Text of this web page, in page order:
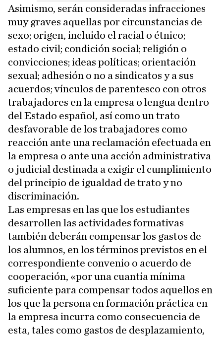
Asimismo, serán consideradas infracciones
muy graves aquellas por circunstancias de
sexo; origen, incluido el racial o étnico;
estado civil; condición social; religión o
convicciones; ideas políticas; orientación
sexual; adhesión o no a sindicatos y a sus
acuerdos; vínculos de parentesco con otros
trabajadores en la empresa o lengua dentro
del Estado español, así como un trato
desfavorable de los trabajadores como
reacción ante una reclamación efectuada en
la empresa o ante una acción administrativa
o judicial destinada a exigir el cumplimiento
del principio de igualdad de trato y no
discriminación.
Las empresas en las que los estudiantes
desarrollen las actividades formativas
también deberán compensar los gastos de
los alumnos, en los términos previstos en el
correspondiente convenio o acuerdo de
cooperación, «por una cuantía mínima
suficiente para compensar todos aquellos en
los que la persona en formación práctica en
la empresa incurra como consecuencia de
esta, tales como gastos de desplazamiento,